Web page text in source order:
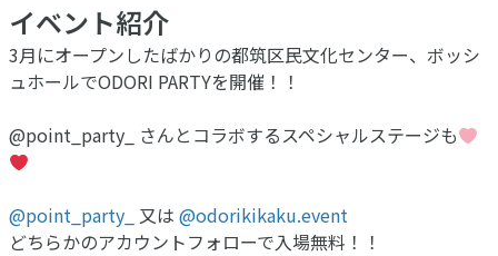
イベント紹介
3月にオープンしたばかりの都筑区民文化センター、ボッシ
ュホールでODORI PARTYを開催！！
@point_party_ さんとコラボするスペシャルステージも
@point_party_ 又は @odorikikaku.event
どちらかのアカウントフォローで入場無料！！